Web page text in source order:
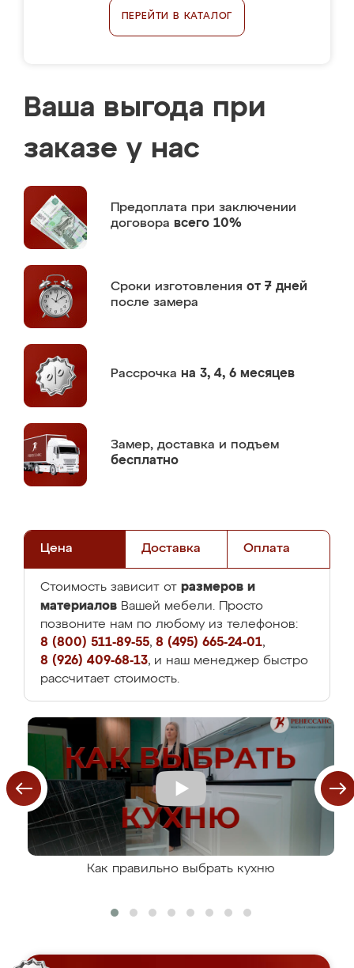
ПЕРЕЙТИ В КАТАЛОГ
Ваша выгода при
заказе у нас
Предоплата при заключении
договора всего 10%
Сроки изготовления от 7 дней
после замера
Рассрочка на 3, 4, 6 месяцев
Замер, доставка и подъем
бесплатно
Цена Доставка Оплата
Стоимость зависит от размеров и
материалов Вашей мебели. Просто
позвоните нам по любому из телефонов:
8 (800) 511-89-55, 8 (495) 665-24-01,
8 (926) 409-68-13, и наш менеджер быстро
рассчитает стоимость.
Как правильно выбрать кухню